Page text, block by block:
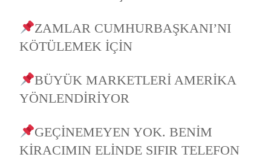
ZAMLAR CUMHURBAŞKANI’NI
KÖTÜLEMEK IÇIN
BÜYÜK MARKETLERI AMERIKA
YÖNLENDIRIYOR
GEÇINEMEYEN YOK. BENIM
KIRACIMIN ELINDE SIFIR TELEFON